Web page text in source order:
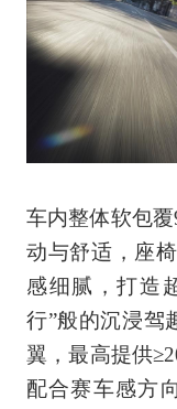
车内整体软包
动与舒适，座
感细腻，打造
行”般的沉浸驾
翼，最高提供
配合赛车感方